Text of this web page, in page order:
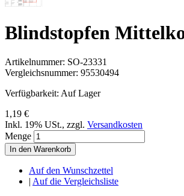
Blindstopfen
Artikelnummer: SO-23331
Vergleichsnummer: 95530494
Verfügbarkeit: Auf Lager
1,19 €
Inkl. 19% USt., zzgl. Versandkosten
Menge
In den Warenkorb
Auf den Wunschzettel
| Auf die Vergleichsliste